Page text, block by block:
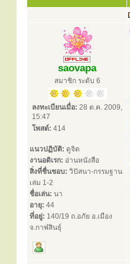
saovapa
สมาชิก ระดับ 6
ลงทะเบียนเมื่อ: 28 ต.ค. 2009,
15:47
โพสต์: 414
แนวปฏิบัติ: ดูจิต
งานอดิเรก: อ่านหนังสือ
สิ่งที่ชื่นชอบ: วิปัสนา-กรรมฐาน
เล่ม 1-2
ชื่อเล่น: นา
อายุ: 44
ที่อยู่: 140/19 ถ.อภัย อ.เมือง
จ.กาฬสินธุ์